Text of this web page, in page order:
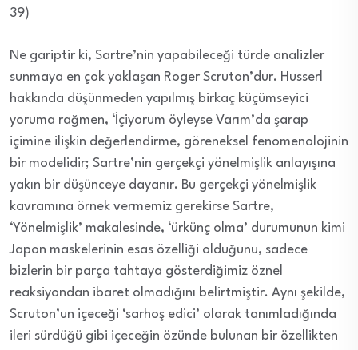
39)
Ne gariptir ki, Sartre’nin yapabileceği türde analizler
sunmaya en çok yaklaşan Roger Scruton’dur. Husserl
hakkında düşünmeden yapılmış birkaç küçümseyici
yoruma rağmen, ‘İçiyorum öyleyse Varım’da şarap
içimine ilişkin değerlendirme, göreneksel fenomenolojinin
bir modelidir; Sartre’nin gerçekçi yönelmişlik anlayışına
yakın bir düşünceye dayanır. Bu gerçekçi yönelmişlik
kavramına örnek vermemiz gerekirse Sartre,
‘Yönelmişlik’ makalesinde, ‘ürkünç olma’ durumunun kimi
Japon maskelerinin esas özelliği olduğunu, sadece
bizlerin bir parça tahtaya gösterdiğimiz öznel
reaksiyondan ibaret olmadığını belirtmiştir. Aynı şekilde,
Scruton’un içeceği ‘sarhoş edici’ olarak tanımladığında
ileri sürdüğü gibi içeceğin özünde bulunan bir özellikten